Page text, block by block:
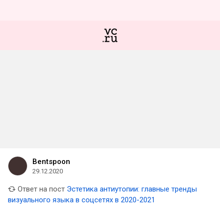
Bentspoon
29.12.2020
Ответ на пост Эстетика антиутопии: главные тренды
визуального языка в соцсетях в 2020-2021